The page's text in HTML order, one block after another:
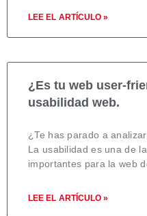
LEE EL ARTÍCULO »
¿Es tu web user-
usabilidad web.
¿Te has parado a
La usabilidad es una de
importantes para la web
LEE EL ARTÍCULO »